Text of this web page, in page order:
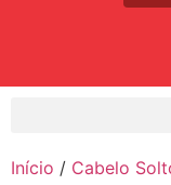
Início / Cabelo